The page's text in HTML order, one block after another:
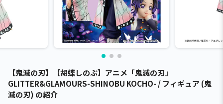
【鬼滅の刃】【胡蝶しのぶ】アニメ「鬼滅の刃」
GLITTER&GLAMOURS-SHINOBU KOCHO- / フィギュア (鬼
滅の刃) の紹介